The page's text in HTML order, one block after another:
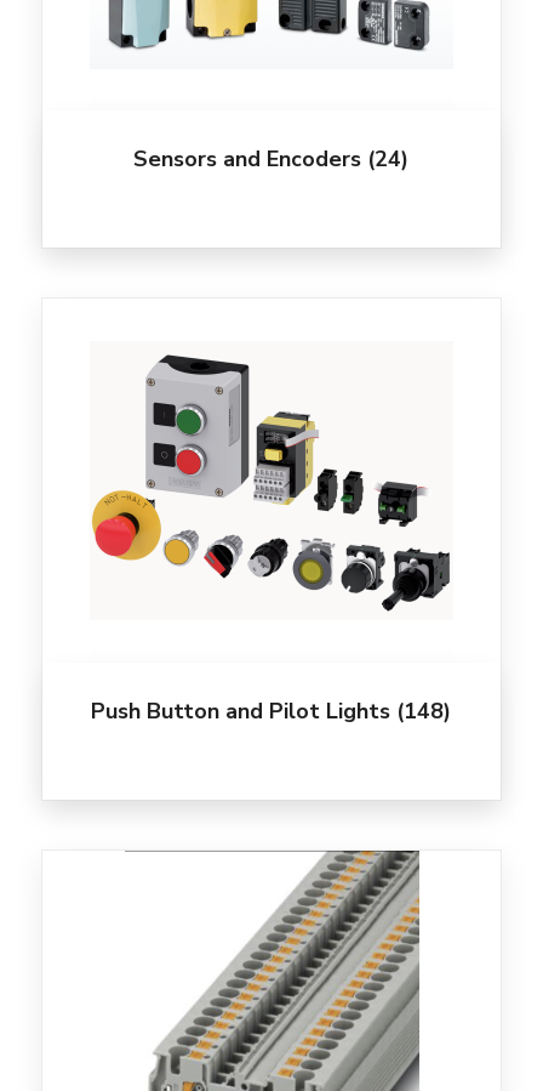
Sensors and Encoders (24)
Push Button and Pilot Lights (148)